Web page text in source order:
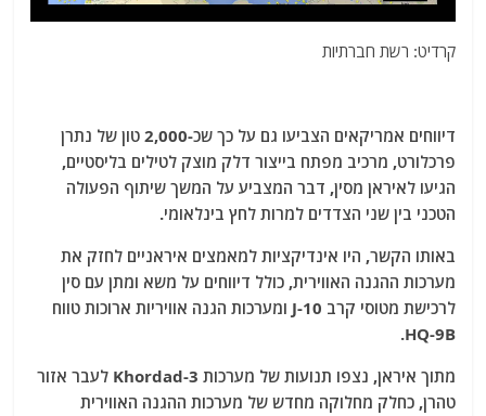
קרדיט: רשת חברתיות
דיווחים אמריקאים הצביעו גם על כך שכ-2,000 טון של נתרן
פרכלורט, מרכיב מפתח בייצור דלק מוצק לטילים בליסטיים,
הגיעו לאיראן מסין, דבר המצביע על המשך שיתוף הפעולה
הטכני בין שני הצדדים למרות לחץ בינלאומי.
באותו הקשר, היו אינדיקציות למאמצים איראניים לחזק את
מערכות ההגנה האווירית, כולל דיווחים על משא ומתן עם סין
לרכישת מטוסי קרב J-10 ומערכות הגנה אוויריות ארוכות טווח
HQ-9B.
מתוך איראן, נצפו תנועות של מערכות Khordad-3 לעבר אזור
טהרן, כחלק מחלוקה מחדש של מערכות ההגנה האווירית